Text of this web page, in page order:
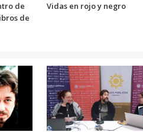
de
de
Vidas en rojo y negro